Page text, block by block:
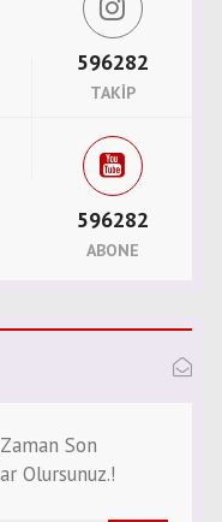
596282
TAKIP
596282
ABONE
Son
Olursunuz.!